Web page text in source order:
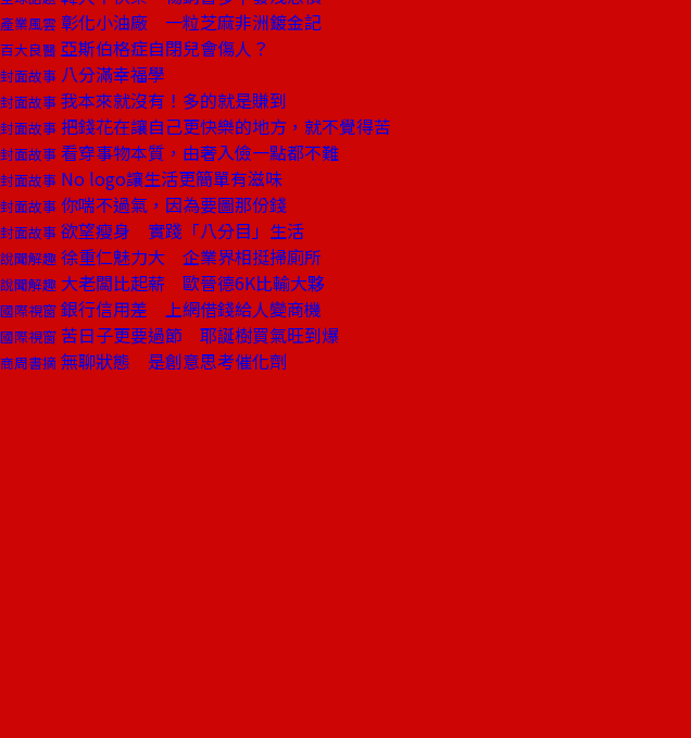
產業風雲 彰化小油廠 一粒芝麻非洲鍍金記
百大良醫 亞斯伯格症自閉兒會傷人？
封面故事 八分滿幸福學
封面故事 我本來就沒有！多的就是賺到
封面故事 把錢花在讓自己更快樂的地方，就不覺得苦
封面故事 看穿事物本質，由奢入儉一點都不難
封面故事 No logo讓生活更簡單有滋味
封面故事 你喘不過氣，因為要圖那份錢
封面故事 欲望瘦身 實踐「八分目」生活
說聞解趣 徐重仁魅力大 企業界相挺掃廁所
說聞解趣 大老闆比起薪 歐晉德6K比輸大夥
國際視窗 銀行信用差 上網借錢給人變商機
國際視窗 苦日子更要過節 耶誕樹買氣旺到爆
商周書摘 無聊狀態 是創意思考催化劑